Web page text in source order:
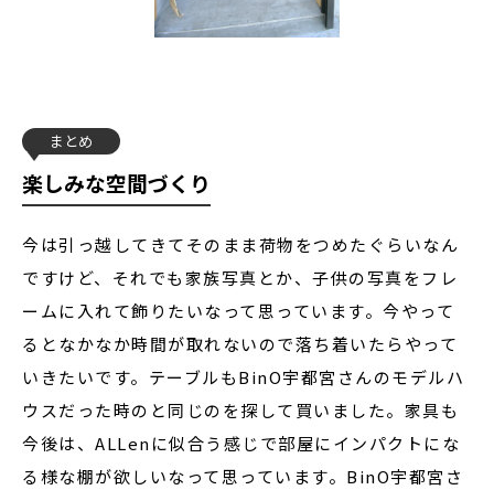
まとめ
楽しみな空間づくり
今は引っ越してきてそのまま荷物をつめたぐらいなん
ですけど、それでも家族写真とか、子供の写真をフレ
ームに入れて飾りたいなって思っています。今やって
るとなかなか時間が取れないので落ち着いたらやって
いきたいです。テーブルもBinO宇都宮さんのモデルハ
ウスだった時のと同じのを探して買いました。家具も
今後は、ALLenに似合う感じで部屋にインパクトにな
る様な棚が欲しいなって思っています。BinO宇都宮さ